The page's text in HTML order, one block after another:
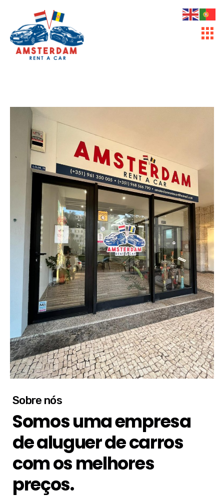
Sobre nós
Somos uma empresa
de aluguer de carros
com os melhores
preços.